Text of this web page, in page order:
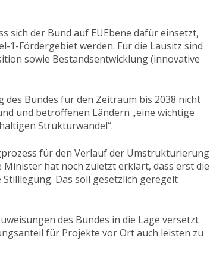
sich der Bund auf EUEbene dafür einsetzt,
1-Fördergebiet werden. Für die Lausitz sind
sowie Bestandsentwicklung (innovative
Bundes für den Zeitraum bis 2038 nicht
und betroffenen Ländern „eine wichtige
Strukturwandel“.
für den Verlauf der Umstrukturierung
hat noch zuletzt erklärt, dass erst die
Das soll gesetzlich geregelt
des Bundes in die Lage versetzt
für Projekte vor Ort auch leisten zu